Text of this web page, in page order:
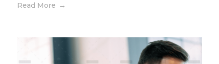
Read More